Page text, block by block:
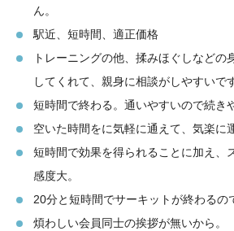
ん。
駅近、短時間、適正価格
トレーニングの他、揉みほぐしなどの
してくれて、親身に相談がしやすいで
短時間で終わる。通いやすいので続き
空いた時間をに気軽に通えて、気楽に
短時間で効果を得られることに加え、
感度大。
20分と短時間でサーキットが終わるの
煩わしい会員同士の挨拶が無いから。